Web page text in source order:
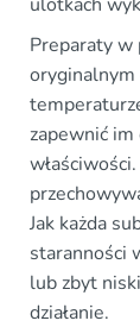
Preparaty w
oryginalnym
zapewnić
Jak każda
staranności
lub zbyt
działanie.